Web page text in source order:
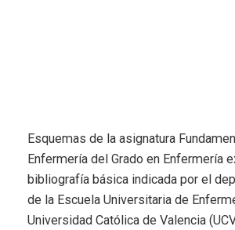
Esquemas de la asignatura
Enfermería del Grado en Enfermería
bibliografía básica indicada por el
de la Escuela Universitaria de
Universidad Católica de Valencia